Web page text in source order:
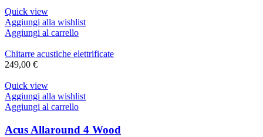
Quick view
Aggiungi alla wishlist
Aggiungi al carrello
Chitarre acustiche elettrificate
249,00 €
Quick view
Aggiungi alla wishlist
Aggiungi al carrello
Acus Allaround 4 Wood